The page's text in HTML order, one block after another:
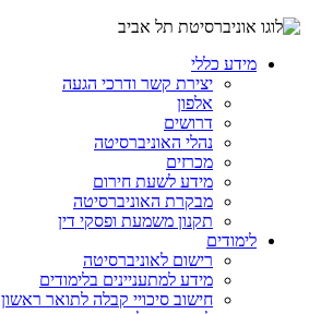
מידע כללי
יצירת קשר ודרכי הגעה
אלפון
דרושים
נהלי האוניברסיטה
מכרזים
מידע לשעת חירום
מבקרת האוניברסיטה
תקנון משמעת ופסקי דין
לימודים
רישום לאוניברסיטה
מידע למתעניינים בלימודים
חישוב סיכויי קבלה לתואר ראשון